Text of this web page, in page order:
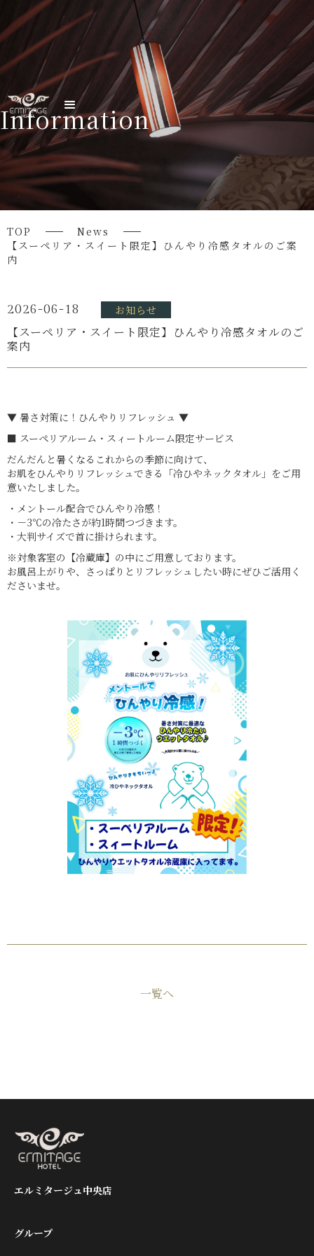
Information
TOP
News
【スーペリア・スイート限定】ひんやり冷感タオルのご案
内
2026-06-18 お知らせ
【スーペリア・スイート限定】ひんやり冷感タオルのご
案内
▼ 暑さ対策に！ひんやりリフレッシュ ▼
■ スーペリアルーム・スィートルーム限定サービス
だんだんと暑くなるこれからの季節に向けて、
お肌をひんやりリフレッシュできる「冷ひやネックタオル」をご用
意いたしました。
・メントール配合でひんやり冷感！
・－3℃の冷たさが約1時間つづきます。
・大判サイズで首に掛けられます。
※対象客室の【冷蔵庫】の中にご用意しております。
お風呂上がりや、さっぱりとリフレッシュしたい時にぜひご活用く
ださいませ。
一覧へ
エルミタージュ中央店
グループ